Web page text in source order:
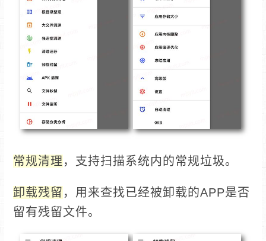
常规清理 ，支持扫描系统内的常规垃圾。
卸载残留 ，用来查找已经被卸载的APP是否
留有残留文件。